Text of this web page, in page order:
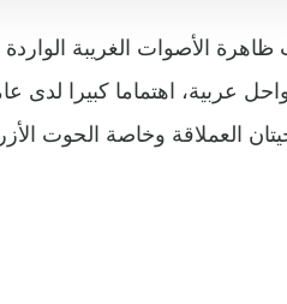
ظاهرة الأصوات الغريبة
عربية، اهتماما كبيرا
العملاقة وخاصة الحوت